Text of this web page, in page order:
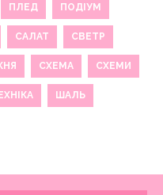
ПЛЕД ПОДІУМ
САЛАТ СВЕТР
СХЕМА СХЕМИ
ШАЛЬ